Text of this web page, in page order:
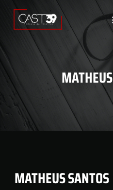
MATHEUS
MATHEUS SANTOS